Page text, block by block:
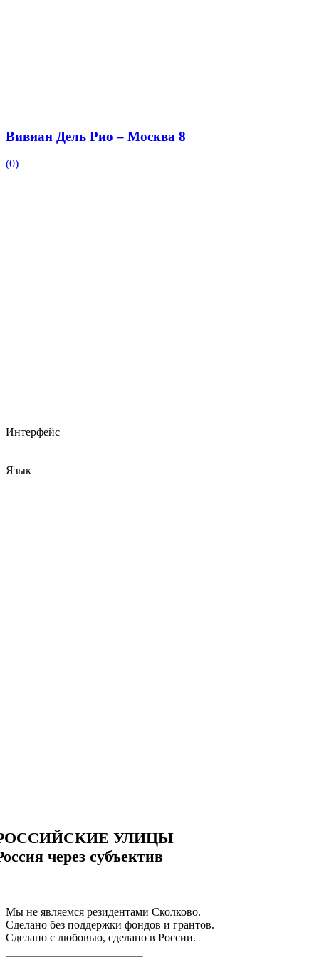
Вивиан Дель Рио – Москва 8
(0)
Интерфейс
Язык
УЛИЦЫ
через субъектив
Мы не являемся резидентами Сколково.
Сделано без поддержки фондов и грантов.
Сделано с любовью, сделано в России.